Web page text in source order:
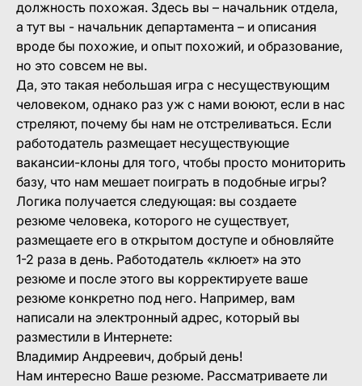
должность похожая. Здесь вы – начальник отдела,
а тут вы - начальник департамента – и описания
вроде бы похожие, и опыт похожий, и образование,
но это совсем не вы.
Да, это такая небольшая игра с несуществующим
человеком, однако раз уж с нами воюют, если в нас
стреляют, почему бы нам не отстреливаться. Если
работодатель размещает несуществующие
вакансии-клоны для того, чтобы просто мониторить
базу, что нам мешает поиграть в подобные игры?
Логика получается следующая: вы создаете
резюме человека, которого не существует,
размещаете его в открытом доступе и обновляйте
1-2 раза в день. Работодатель «клюет» на это
резюме и после этого вы корректируете ваше
резюме конкретно под него. Например, вам
написали на электронный адрес, который вы
разместили в Интернете:
Владимир Андреевич, добрый день!
Нам интересно Ваше резюме. Рассматриваете ли